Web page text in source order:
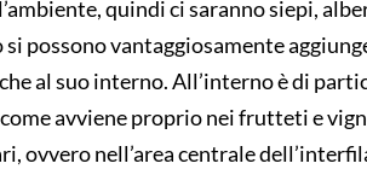
quindi ci saranno siepi,
possono vantaggiosamente
al suo interno. All’interno è di
avviene proprio nei frutteti e
ovvero nell’area centrale